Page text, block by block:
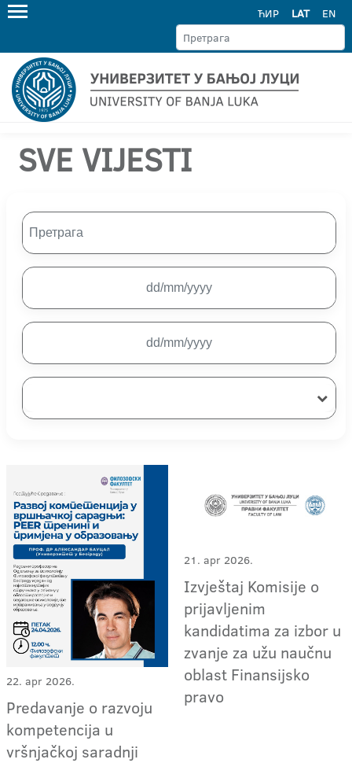
ЋИР LAT EN
SVE VIJESTI
22. apr 2026.
Predavanje o razvoju
kompetencija u
vršnjačkoj saradnji
21. apr 2026.
Izvještaj Komisije o
prijavljenim
kandidatima za izbor u
zvanje za užu naučnu
oblast Finansijsko
pravo